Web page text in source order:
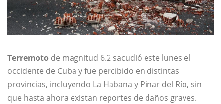
Terremoto de magnitud 6.2 sacudió este lunes el
occidente de Cuba y fue percibido en distintas
provincias, incluyendo La Habana y Pinar del Río, sin
que hasta ahora existan reportes de daños graves.